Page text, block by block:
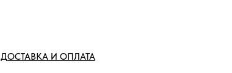
ДОСТАВКА И ОПЛАТА